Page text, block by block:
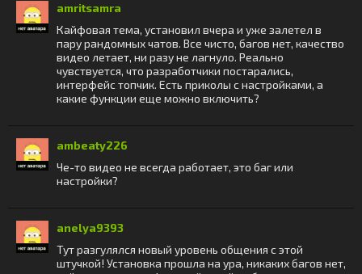
amritsamra
Кайфовая тема, установил вчера и уже залетел в
пару рандомных чатов. Все чисто, багов нет, качество
видео летает, ни разу не лагнуло. Реально
чувствуется, что разработчики постарались,
интерфейс топчик. Есть приколы с настройками, а
какие функции еще можно включить?
ambeaty226
Че-то видео не всегда работает, это баг или
настройки?
anelya9393
Тут разгулялся новый уровень общения с этой
штучкой! Установка прошла на ура, никаких багов нет,